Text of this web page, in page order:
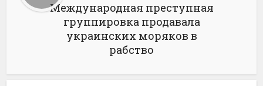
Международная преступная
группировка продавала
украинских моряков в
рабство